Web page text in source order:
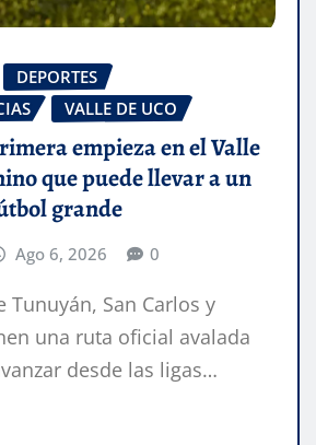
DEPORTES
VALLE DE UCO
empieza en el Valle
que puede llevar a un
grande
Ago 6, 2026 0
Tunuyán, San Carlos y
una ruta oficial avalada
desde las ligas…